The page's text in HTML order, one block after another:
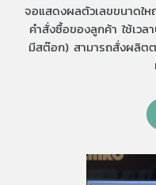
จอแสดงผลตัวเลขขนาดใ
คำสั่งซื้อของลูกค้า ใช้เว
มีสต๊อก) สามารถสั่งผลิต